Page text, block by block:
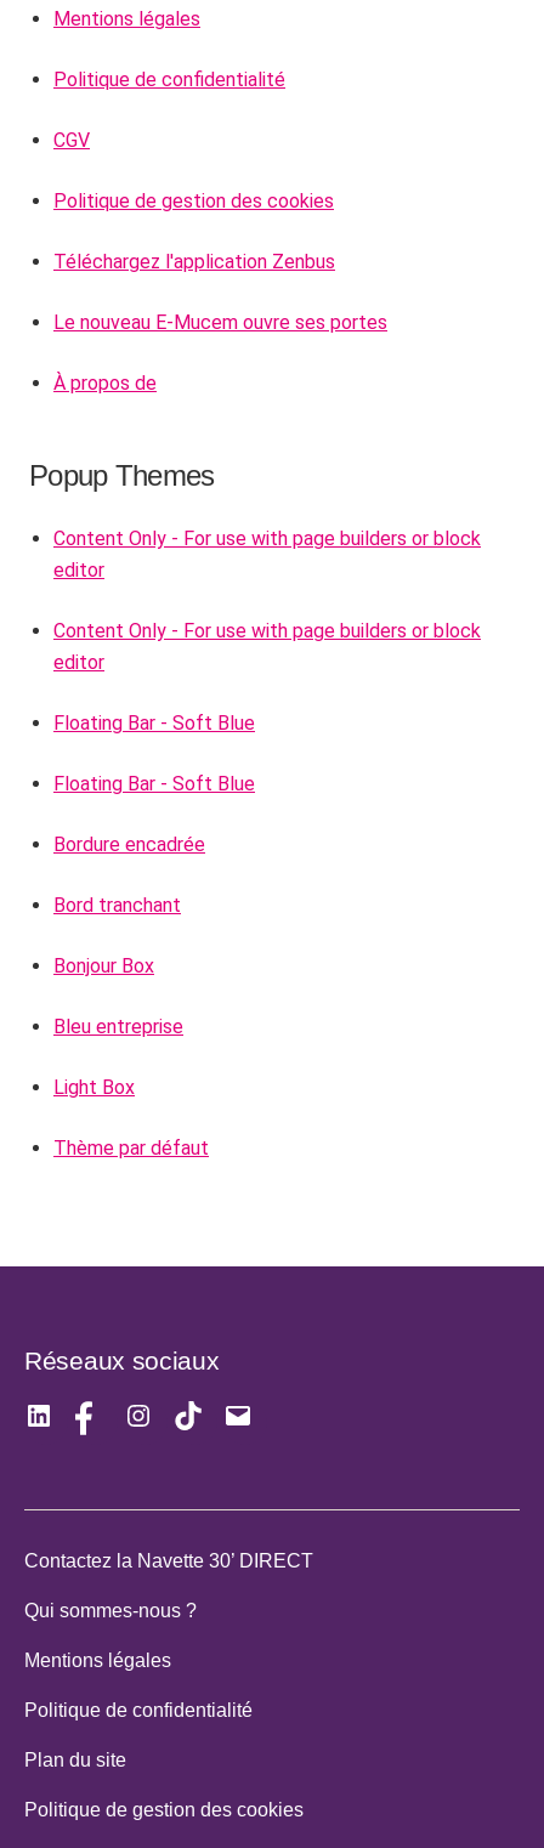
Mentions légales
Politique de confidentialité
CGV
Politique de gestion des cookies
Téléchargez l'application Zenbus
Le nouveau E-Mucem ouvre ses portes
À propos de
Popup Themes
Content Only - For use with page builders or block
editor
Content Only - For use with page builders or block
editor
Floating Bar - Soft Blue
Floating Bar - Soft Blue
Bordure encadrée
Bord tranchant
Bonjour Box
Bleu entreprise
Light Box
Thème par défaut
Réseaux sociaux
LinkedInFacebookInstagramTikTokE-
Contactez la Navette 30’ DIRECT
Qui sommes-nous ?
Mentions légales
Politique de confidentialité
Plan du site
Politique de gestion des cookies